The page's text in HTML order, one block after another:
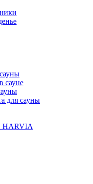
сауне
для сауны
HARVIA